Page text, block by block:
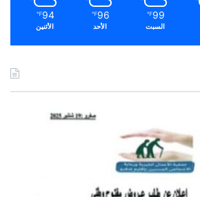
99
℉
السبت
96
℉
الأحد
94
℉
الأثنين